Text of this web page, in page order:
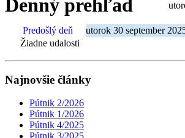
Denný prehľad
Predošlý deň utorok 30 september
Žiadne udalosti
Najnovšie články
Pútnik 2/2026
Pútnik 1/2026
Pútnik 4/2025